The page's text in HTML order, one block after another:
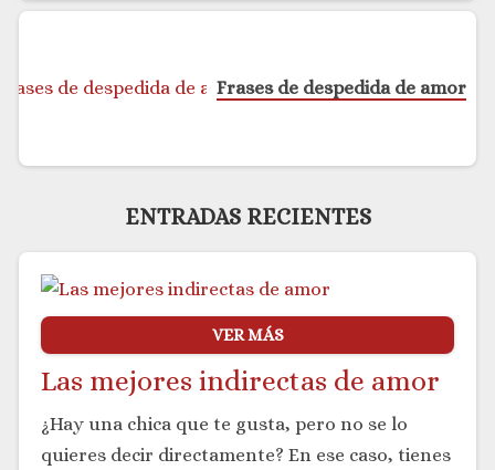
Frases de despedida de amor
ENTRADAS RECIENTES
VER MÁS
Las mejores indirectas de amor
¿Hay una chica que te gusta, pero no se lo
quieres decir directamente? En ese caso, tienes